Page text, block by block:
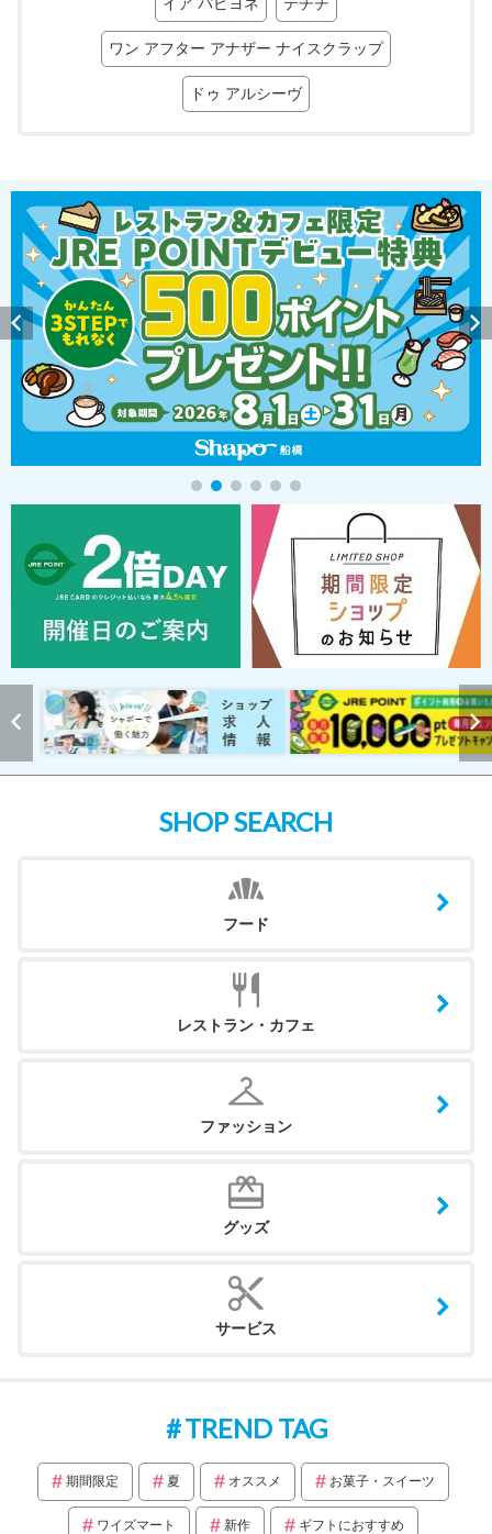
ワン アフター アナザー ナイスクラップ
ドゥ アルシーヴ
SHOP SEARCH
フード
レストラン・カフェ
ファッション
グッズ
サービス
TREND TAG
期間限定 夏 オススメ お菓子・スイーツ
ワイズマート 新作 ギフトにおすすめ